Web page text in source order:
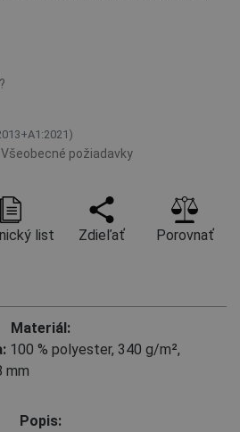
požiadavky
list Zdieľať Porovnať
Materiál:
100 % polyester, 340 g/m²,
mm
Popis: